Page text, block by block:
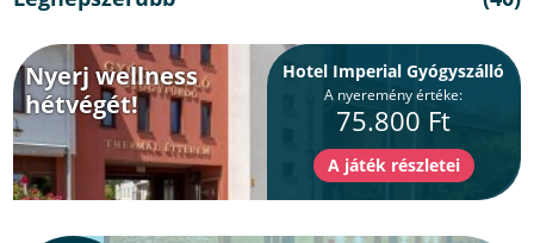
Nyerj wellness
hétvégét!
Hotel Imperial Gyógyszálló
A nyeremény értéke:
75.800 Ft